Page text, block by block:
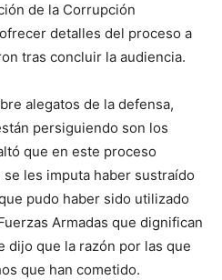
de la Corrupción
detalles del proceso a
tras concluir la audiencia.
alegatos de la defensa,
persiguiendo son los
que en este proceso
les imputa haber sustraído
pudo haber sido utilizado
Armadas que dignifican
dijo que la razón por las que
que han cometido.